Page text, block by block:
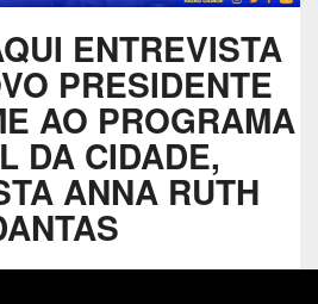
ENTREVISTA
PRESIDENTE
AO PROGRAMA
DA CIDADE,
ANNA RUTH